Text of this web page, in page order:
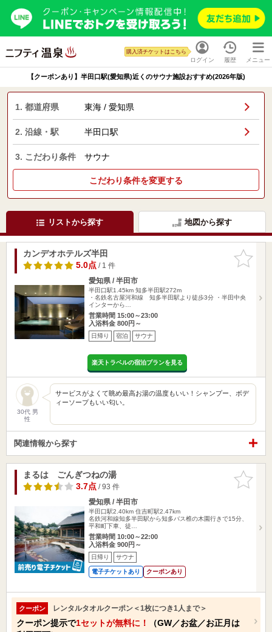
ログイン
購入済チケットはこちら
履歴 メニュー
【クーポンあり】半田口駅(愛知県)近くのサウナ施設おすすめ(2026年版)
1. 都道府県 東海 / 愛知県
2. 沿線・駅 半田口駅
3. こだわり条件 サウナ
こだわり条件を変更する
リストから探す 地図から探す
お気に入
りに追加
カンデオホテルズ半田
5.0点/ 1 件
愛知県 / 半田市
半田口駅1.45km 知多半田駅272m
・名鉄名古屋河和線 知多半田駅より徒歩3分 ・半田中央
インターから…
営業時間 15:00～23:00
入浴料金 800円～
日帰り 宿泊 サウナ
楽天トラベルの宿泊プランを見る
30代 男
性
サービスがよくて眺め最高お湯の温度もいい！シャンプー、ボデ
ィーソープもいい匂い。
関連情報から探す
お気に入
りに追加
まるは ごんぎつねの湯
3.7点/ 93 件
愛知県 / 半田市
半田口駅2.40km 住吉町駅2.47km
名鉄河和線知多半田駅から知多バス椎の木園行きで15分、
平和町下車、徒…
営業時間 10:00～22:00
入浴料金 900円～
日帰り サウナ
電子チケットあり クーポンあり
クーポン レンタルタオルクーポン＜1枚につき1人まで＞
クーポン提示で1セットが無料に！
（GW／お盆／お正月は